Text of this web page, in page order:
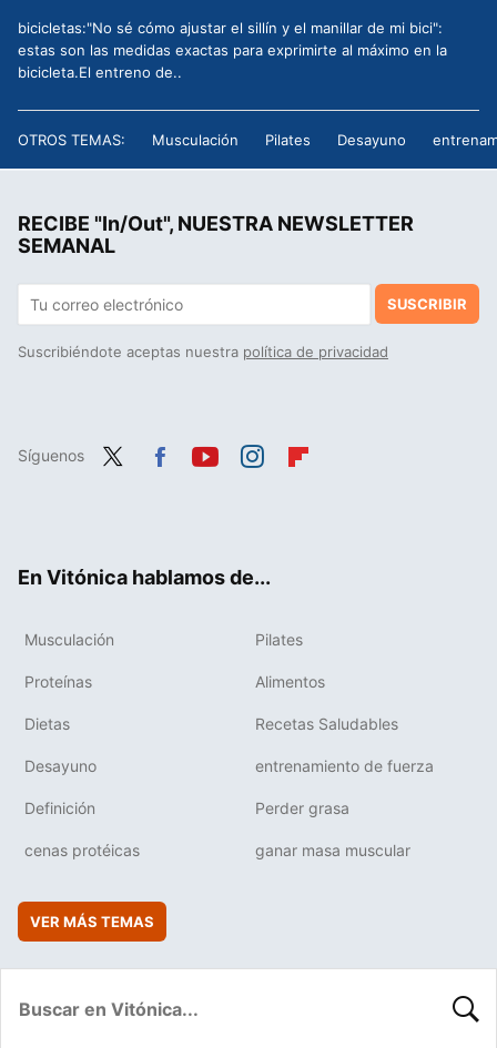
bicicletas:"No sé cómo ajustar el sillín y el manillar de mi bici":
estas son las medidas exactas para exprimirte al máximo en la
bicicleta.El entreno de..
OTROS TEMAS: Musculación Pilates Desayuno
RECIBE "In/Out", NUESTRA NEWSLETTER
SEMANAL
SUSCRIBIR
Suscribiéndote aceptas nuestra política de privacidad
Síguenos
En Vitónica hablamos de...
Musculación Pilates
Proteínas Alimentos
Dietas Recetas Saludables
Desayuno entrenamiento de fuerza
Definición Perder grasa
cenas protéicas ganar masa muscular
VER MÁS TEMAS